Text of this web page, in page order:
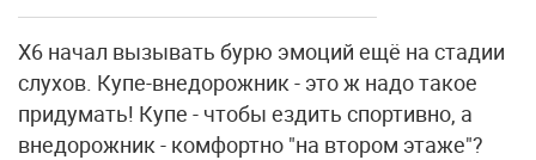
X6 начал вызывать бурю эмоций ещё на стадии
слухов. Купе-внедорожник - это ж надо такое
придумать! Купе - чтобы ездить спортивно, а
внедорожник - комфортно "на втором этаже"?